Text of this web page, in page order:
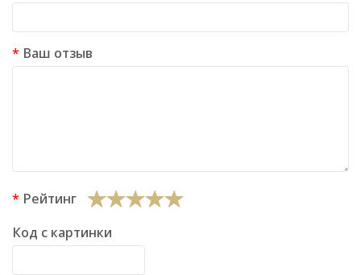
Ваш отзыв
Рейтинг
Код с картинки